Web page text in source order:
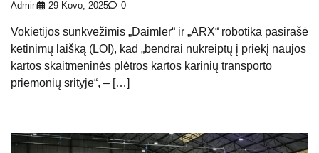
Admin 29 Kovo, 2025 0
Vokietijos sunkvežimis „Daimler“ ir „ARX“ robotika pasirašė
ketinimų laišką (LOI), kad „bendrai nukreiptų į priekį naujos
kartos skaitmeninės plėtros kartos karinių transporto
priemonių srityje“, – […]